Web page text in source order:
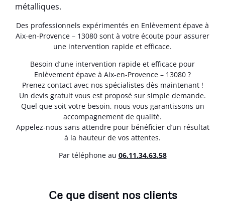
métalliques.
Des professionnels expérimentés en Enlèvement épave à
Aix-en-Provence – 13080 sont à votre écoute pour assurer
une intervention rapide et efficace.
Besoin d’une intervention rapide et efficace pour
Enlèvement épave à Aix-en-Provence – 13080 ?
Prenez contact avec nos spécialistes dès maintenant !
Un devis gratuit vous est proposé sur simple demande.
Quel que soit votre besoin, nous vous garantissons un
accompagnement de qualité.
Appelez-nous sans attendre pour bénéficier d’un résultat
à la hauteur de vos attentes.
Par téléphone au 06.11.34.63.58
Ce que disent nos clients